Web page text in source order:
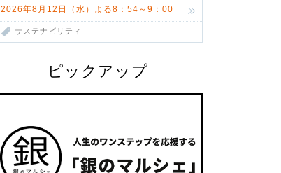
2026年8月12日（水）よる8：54～9：00
サステナビリティ
ピックアップ